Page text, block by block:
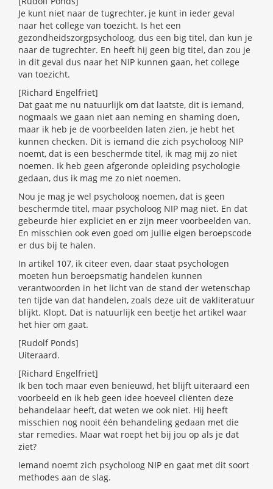
Je kunt niet naar de tugrechter, je kunt in ieder geval
naar het college van toezicht. Is het een
gezondheidszorgpsycholoog, dus een big titel, dan kun je
naar de tugrechter. En heeft hij geen big titel, dan zou je
in dit geval dus naar het NIP kunnen gaan, het college
van toezicht.
[Richard Engelfriet]
Dat gaat me nu natuurlijk om dat laatste, dit is iemand,
nogmaals we gaan niet aan neming en shaming doen,
maar ik heb je de voorbeelden laten zien, je hebt het
kunnen checken. Dit is iemand die zich psycholoog NIP
noemt, dat is een beschermde titel, ik mag mij zo niet
noemen. Ik heb geen afgeronde opleiding psychologie
gedaan, dus ik mag me zo niet noemen.
Nou je mag je wel psycholoog noemen, dat is geen
beschermde titel, maar psycholoog NIP mag niet. En dat
gebeurde hier expliciet en er zijn meer voorbeelden van.
En misschien ook even goed om jullie eigen beroepscode
er dus bij te halen.
In artikel 107, ik citeer even, daar staat psychologen
moeten hun beroepsmatig handelen kunnen
verantwoorden in het licht van de stand der wetenschap
ten tijde van dat handelen, zoals deze uit de vakliteratuur
blijkt. Klopt. Dat is natuurlijk een beetje het artikel waar
het hier om gaat.
[Rudolf Ponds]
Uiteraard.
[Richard Engelfriet]
Ik ben toch maar even benieuwd, het blijft uiteraard een
voorbeeld en ik heb geen idee hoeveel cliënten deze
behandelaar heeft, dat weten we ook niet. Hij heeft
misschien nog nooit één behandeling gedaan met die
star remedies. Maar wat roept het bij jou op als je dat
ziet?
Iemand noemt zich psycholoog NIP en gaat met dit soort
methodes aan de slag.